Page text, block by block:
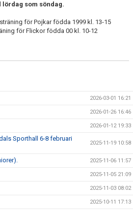
lördag som söndag.
för Pojkar födda 1999 kl. 13-15
för Flickor födda 00 kl. 10-12
2026-03-01 16:21
2026-01-26 16:46
2026-01-12 19:33
Sporthall 6-8 februari
2025-11-19 10:58
2025-11-06 11:57
2025-11-05 21:09
2025-11-03 08:02
2025-10-11 17:13